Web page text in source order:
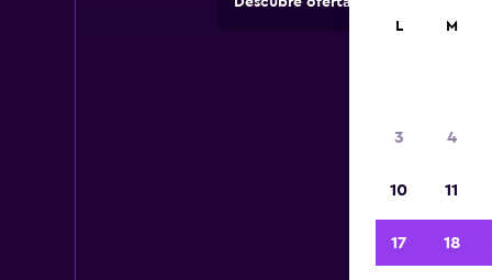
L M
3 4
10 11
17 18